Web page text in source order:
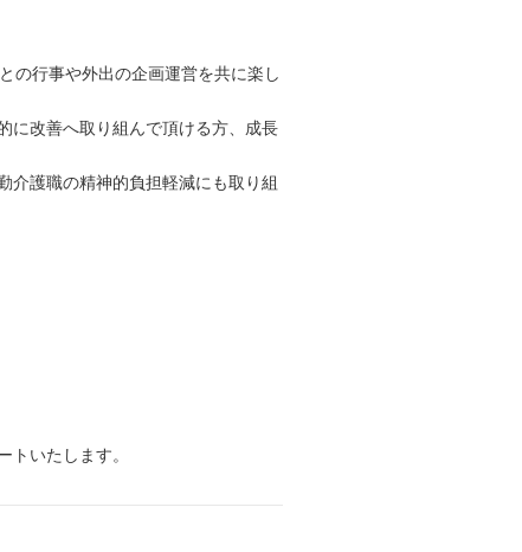
の行事や外出の企画運営を共に楽し
に改善へ取り組んで頂ける方、成長
介護職の精神的負担軽減にも取り組
いたします。